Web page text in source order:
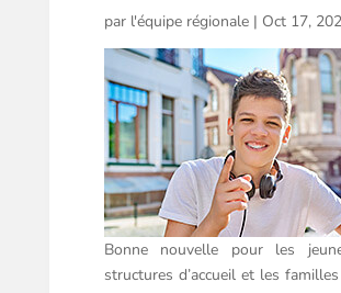
par l'équipe régionale| Oct 17,
Bonne nouvelle pour les
structures d’accueil et les